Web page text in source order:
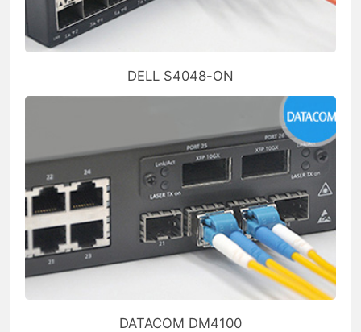
DELL S4048-ON
DATACOM DM4100